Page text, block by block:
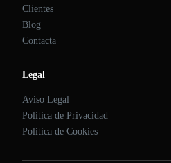
Clientes
Blog
Contacta
Legal
Aviso Legal
Política de Privacidad
Política de Cookies